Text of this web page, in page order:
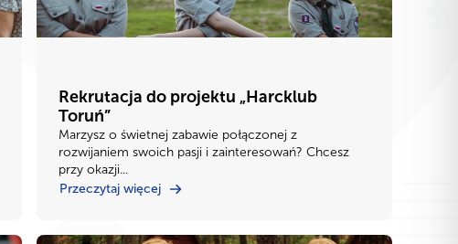
Rekrutacja do projektu „Harcklub
Toruń”
Marzysz o świetnej zabawie połączonej z
rozwijaniem swoich pasji i zainteresowań? Chcesz
przy okazji...
Przeczytaj więcej